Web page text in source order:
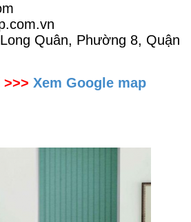
Quân, Phường 8, Quận
Xem Google map